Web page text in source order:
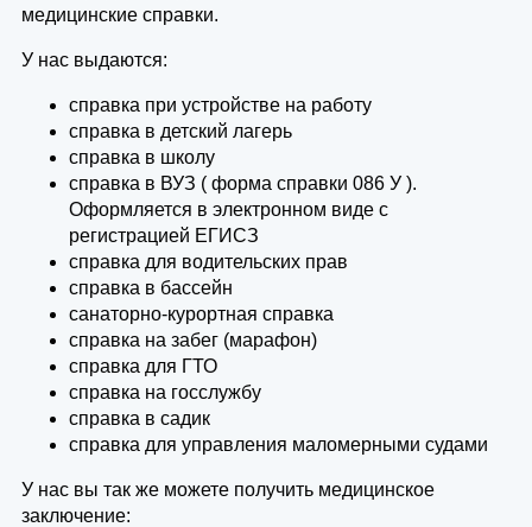
медицинские справки.
У нас выдаются:
справка при устройстве на работу
справка в детский лагерь
справка в школу
справка в ВУЗ ( форма справки 086 У ).
Оформляется в электронном виде с
регистрацией ЕГИСЗ
справка для водительских прав
справка в бассейн
санаторно-курортная справка
справка на забег (марафон)
справка для ГТО
справка на госслужбу
справка в садик
справка для управления маломерными судами
У нас вы так же можете получить медицинское
заключение: